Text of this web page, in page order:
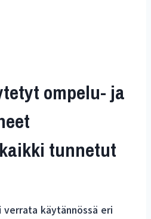
ompelu- ja
tunnetut
verrata käytännössä eri